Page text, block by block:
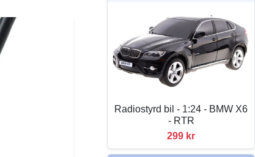
Radiostyrd bil - 1:24 - BMW X6
- RTR
299 kr